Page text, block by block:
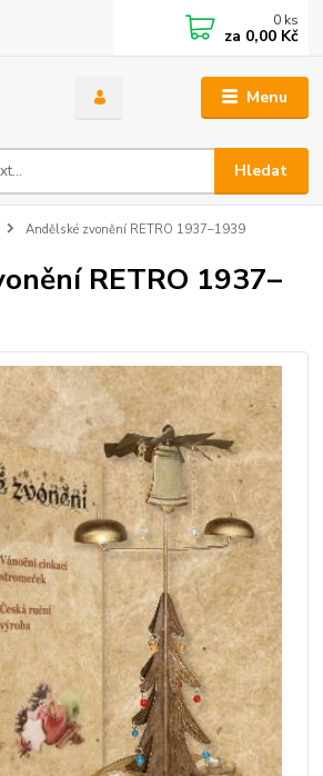
Menu
Hledat
0 ks
za 0,00 Kč
Andělské zvonění RETRO 1937–1939
RETRO 1937–